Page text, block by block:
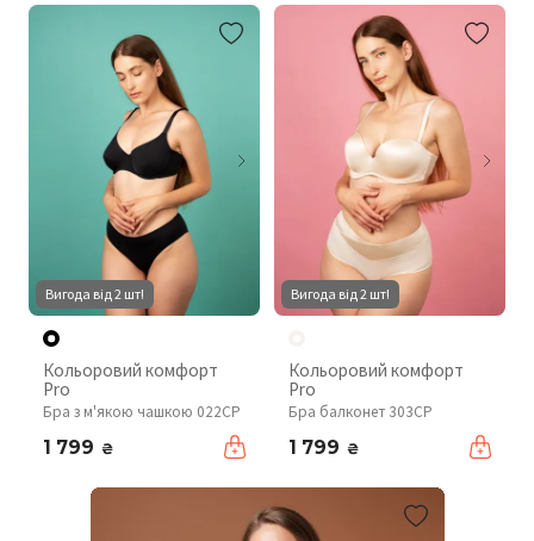
Вигода від 2 шт!
Кольоровий комфорт
Pro
Бра з м'якою чашкою 022CP
1 799 ₴
Вигода від 2 шт!
Кольоровий комфорт
Pro
Бра балконет 303CP
1 799 ₴